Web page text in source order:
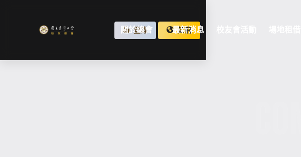
關於總會 最新消息
登錄 註冊